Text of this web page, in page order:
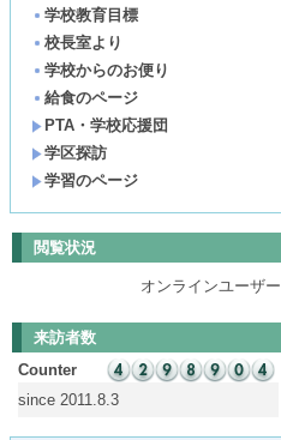
学校教育目標
校長室より
学校からのお便り
給食のページ
PTA・学校応援団
学区探訪
学習のページ
閲覧状況
オンラインユーザー
来訪者数
Counter
since 2011.8.3